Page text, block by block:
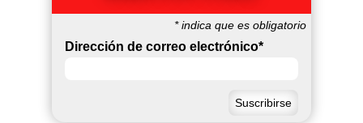
*indica que es obligatorio
Dirección de correo electrónico*